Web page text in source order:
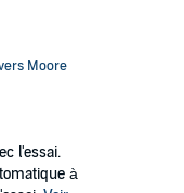
Moore
l'essai.
à